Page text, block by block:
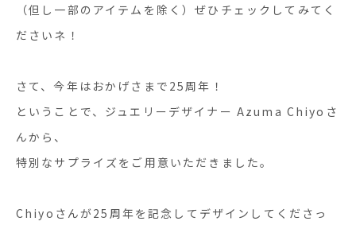
（但し一部のアイテムを除く）ぜひチェックしてみてく
ださいネ！
さて、今年はおかげさまで25周年！
ということで、ジュエリーデザイナー Azuma Chiyoさ
んから、
特別なサプライズをご用意いただきました。
Chiyoさんが25周年を記念してデザインしてくださっ